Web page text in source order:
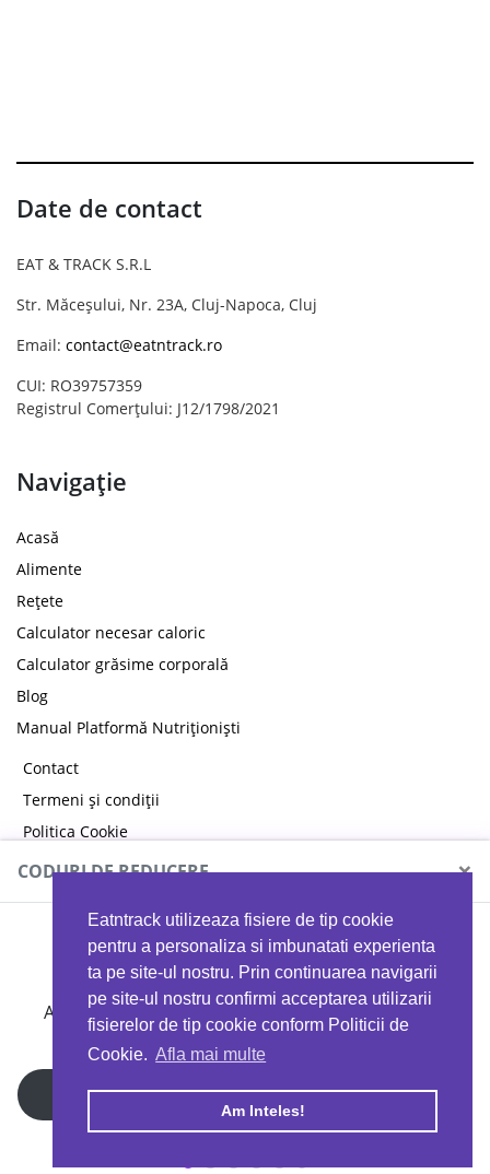
Eatntrack utilizeaza fisiere de tip cookie
pentru a personaliza si imbunatati experienta
ta pe site-ul nostru. Prin continuarea navigarii
pe site-ul nostru confirmi acceptarea utilizarii
fisierelor de tip cookie conform Politicii de
Cookie. Afla mai multe
Am Inteles!
Date de contact
EAT & TRACK S.R.L
Str. Măceșului, Nr. 23A, Cluj-Napoca, Cluj
Email: contact@eatntrack.ro
CUI: RO39757359
Registrul Comerțului: J12/1798/2021
Navigație
Acasă
Alimente
Rețete
Calculator necesar caloric
Calculator grăsime corporală
Blog
Manual Platformă Nutriționiști
Contact
Termeni și condiții
Politica Cookie
Politica de confidențialitate
Copyright © 2026 EAT & TRACK S.R.L
CODURI DE REDUCERE ×
MYPROTEIN
Ai 40%reducere la orice comandă folosind codul
EATTRACK
Profită acum